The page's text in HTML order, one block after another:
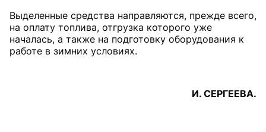
Выделенные средства направляются, прежде всего,
на оплату топлива, отгрузка которого уже
началась, а также на подготовку оборудования к
работе в зимних условиях.
И. СЕРГЕЕВА.